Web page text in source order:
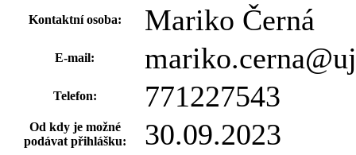
Kontaktní osoba: Mariko Černá
E-mail:
Telefon: 771227543
Od kdy je možné
podávat přihlášku:
30.09.2023